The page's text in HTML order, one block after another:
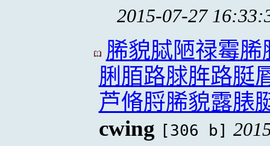
2015-07-27
脪貌脦陋禄霉
脷脜路脙脌路脡
芦脩脟脪貌露脿
cwing [306 b]